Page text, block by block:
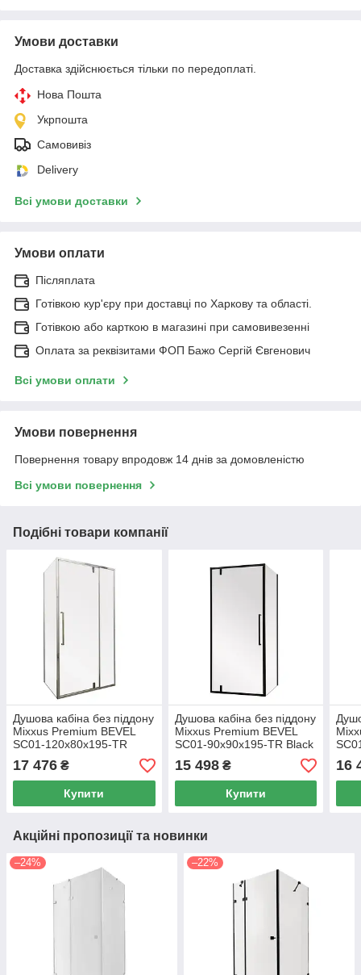
Умови доставки
Доставка здійснюється тільки по передоплаті.
Нова Пошта
Укрпошта
Самовивіз
Delivery
Всі умови доставки
Умови оплати
Післяплата
Готівкою кур'єру при доставці по Харкову та області.
Готівкою або карткою в магазині при самовивезенні
Оплата за реквізитами ФОП Бажо Сергій Євгенович
Всі умови оплати
Умови повернення
Повернення товару впродовж 14 днів за домовленістю
Всі умови повернення
Подібні товари компанії
Душова кабіна без піддону
Mixxus Premium BEVEL
SC01-120x80x195-TR
Chrome прозоре скло 6мм
17 476 ₴
Купити
Душова кабіна без піддону
Mixxus Premium BEVEL
SC01-90x90x195-TR Black
прозоре скло 6мм
15 498₴
Купити
16
Акційні пропозиції та новинки
–24% –22%